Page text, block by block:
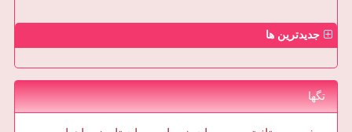
جدیدترین ها
تگها